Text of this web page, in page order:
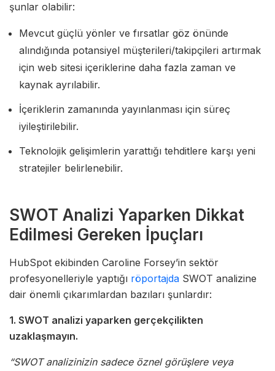
şunlar olabilir:
Mevcut güçlü yönler ve fırsatlar göz önünde
alındığında potansiyel müşterileri/takipçileri artırmak
için web sitesi içeriklerine daha fazla zaman ve
kaynak ayrılabilir.
İçeriklerin zamanında yayınlanması için süreç
iyileştirilebilir.
Teknolojik gelişimlerin yarattığı tehditlere karşı yeni
stratejiler belirlenebilir.
SWOT Analizi Yaparken Dikkat
Edilmesi Gereken İpuçları
HubSpot ekibinden Caroline Forsey’in sektör
profesyonelleriyle yaptığı röportajda SWOT analizine
dair önemli çıkarımlardan bazıları şunlardır:
1. SWOT analizi yaparken gerçekçilikten
uzaklaşmayın.
“SWOT analizinizin sadece öznel görüşlere veya